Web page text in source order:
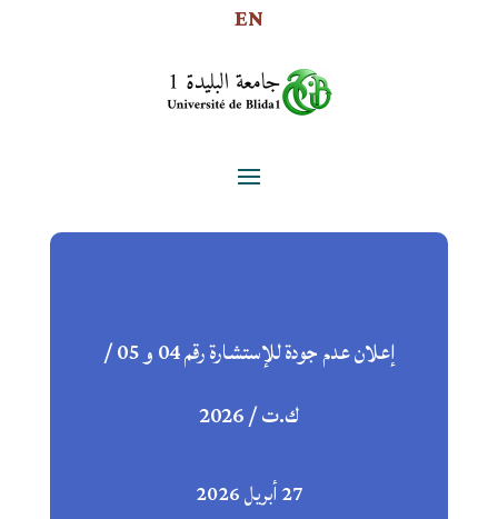
EN
إعلان عدم جودة للإستشارة رقم 04 و 05 /
ك.ت / 2026
27 أبريل 2026